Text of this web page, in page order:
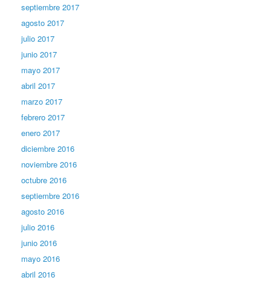
septiembre 2017
agosto 2017
julio 2017
junio 2017
mayo 2017
abril 2017
marzo 2017
febrero 2017
enero 2017
diciembre 2016
noviembre 2016
octubre 2016
septiembre 2016
agosto 2016
julio 2016
junio 2016
mayo 2016
abril 2016